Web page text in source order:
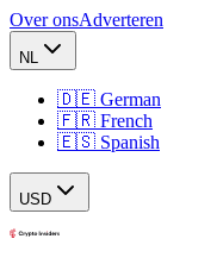
Over onsAdverteren
NL
🇩🇪 German
🇫🇷 French
🇪🇸 Spanish
USD